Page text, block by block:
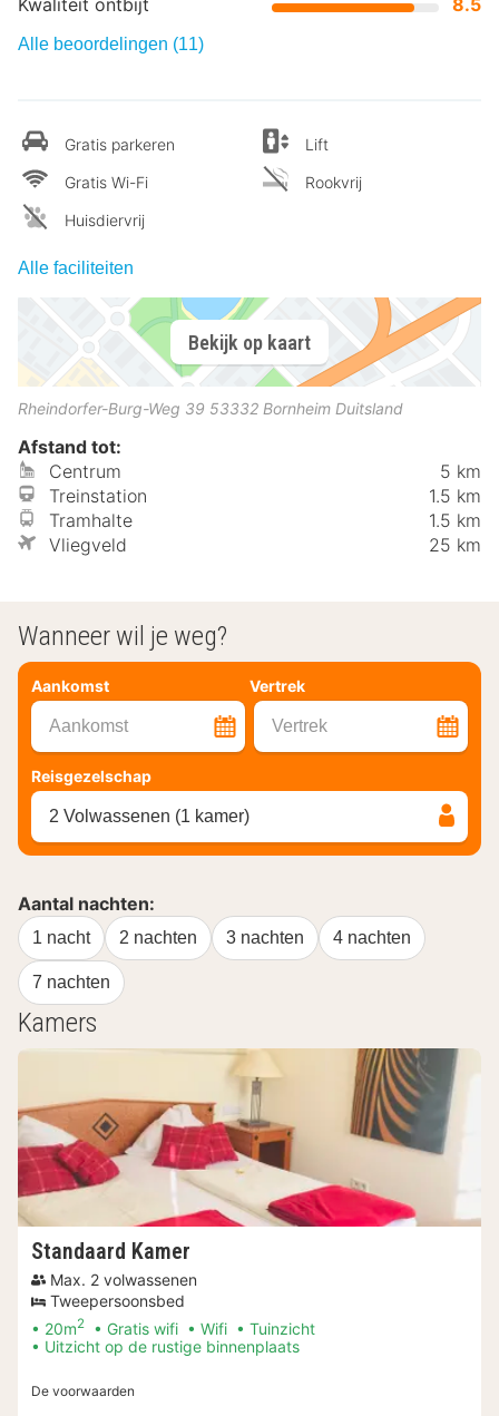
Kwaliteit ontbijt
8.5
Alle beoordelingen (11)
Gratis parkeren
Gratis Wi-Fi
Huisdiervrij
Lift
Rookvrij
Alle faciliteiten
Bekijk op kaart
Rheindorfer-Burg-Weg 39 53332 Bornheim Duitsland
Afstand tot:
Centrum
5 km
Treinstation
1.5 km
Tramhalte
1.5 km
Vliegveld
25 km
Wanneer wil je weg?
Aankomst Vertrek
Aankomst Vertrek
Reisgezelschap
2 Volwassenen (1 kamer)
Aantal nachten:
1 nacht 2 nachten 3 nachten 4 nachten
7 nachten
Kamers
Standaard Kamer
Max. 2 volwassenen
Tweepersoonsbed
20m2 Gratis wifi Wifi
Tuinzicht
Uitzicht op de rustige binnenplaats
De voorwaarden